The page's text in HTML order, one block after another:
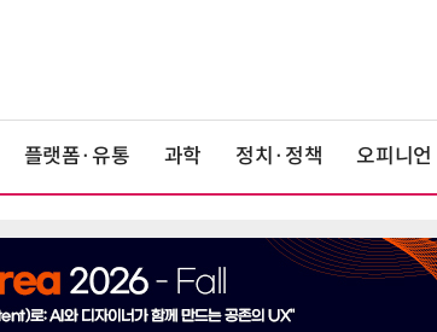
플랫폼·유통 과학 정치·정책 오피니언